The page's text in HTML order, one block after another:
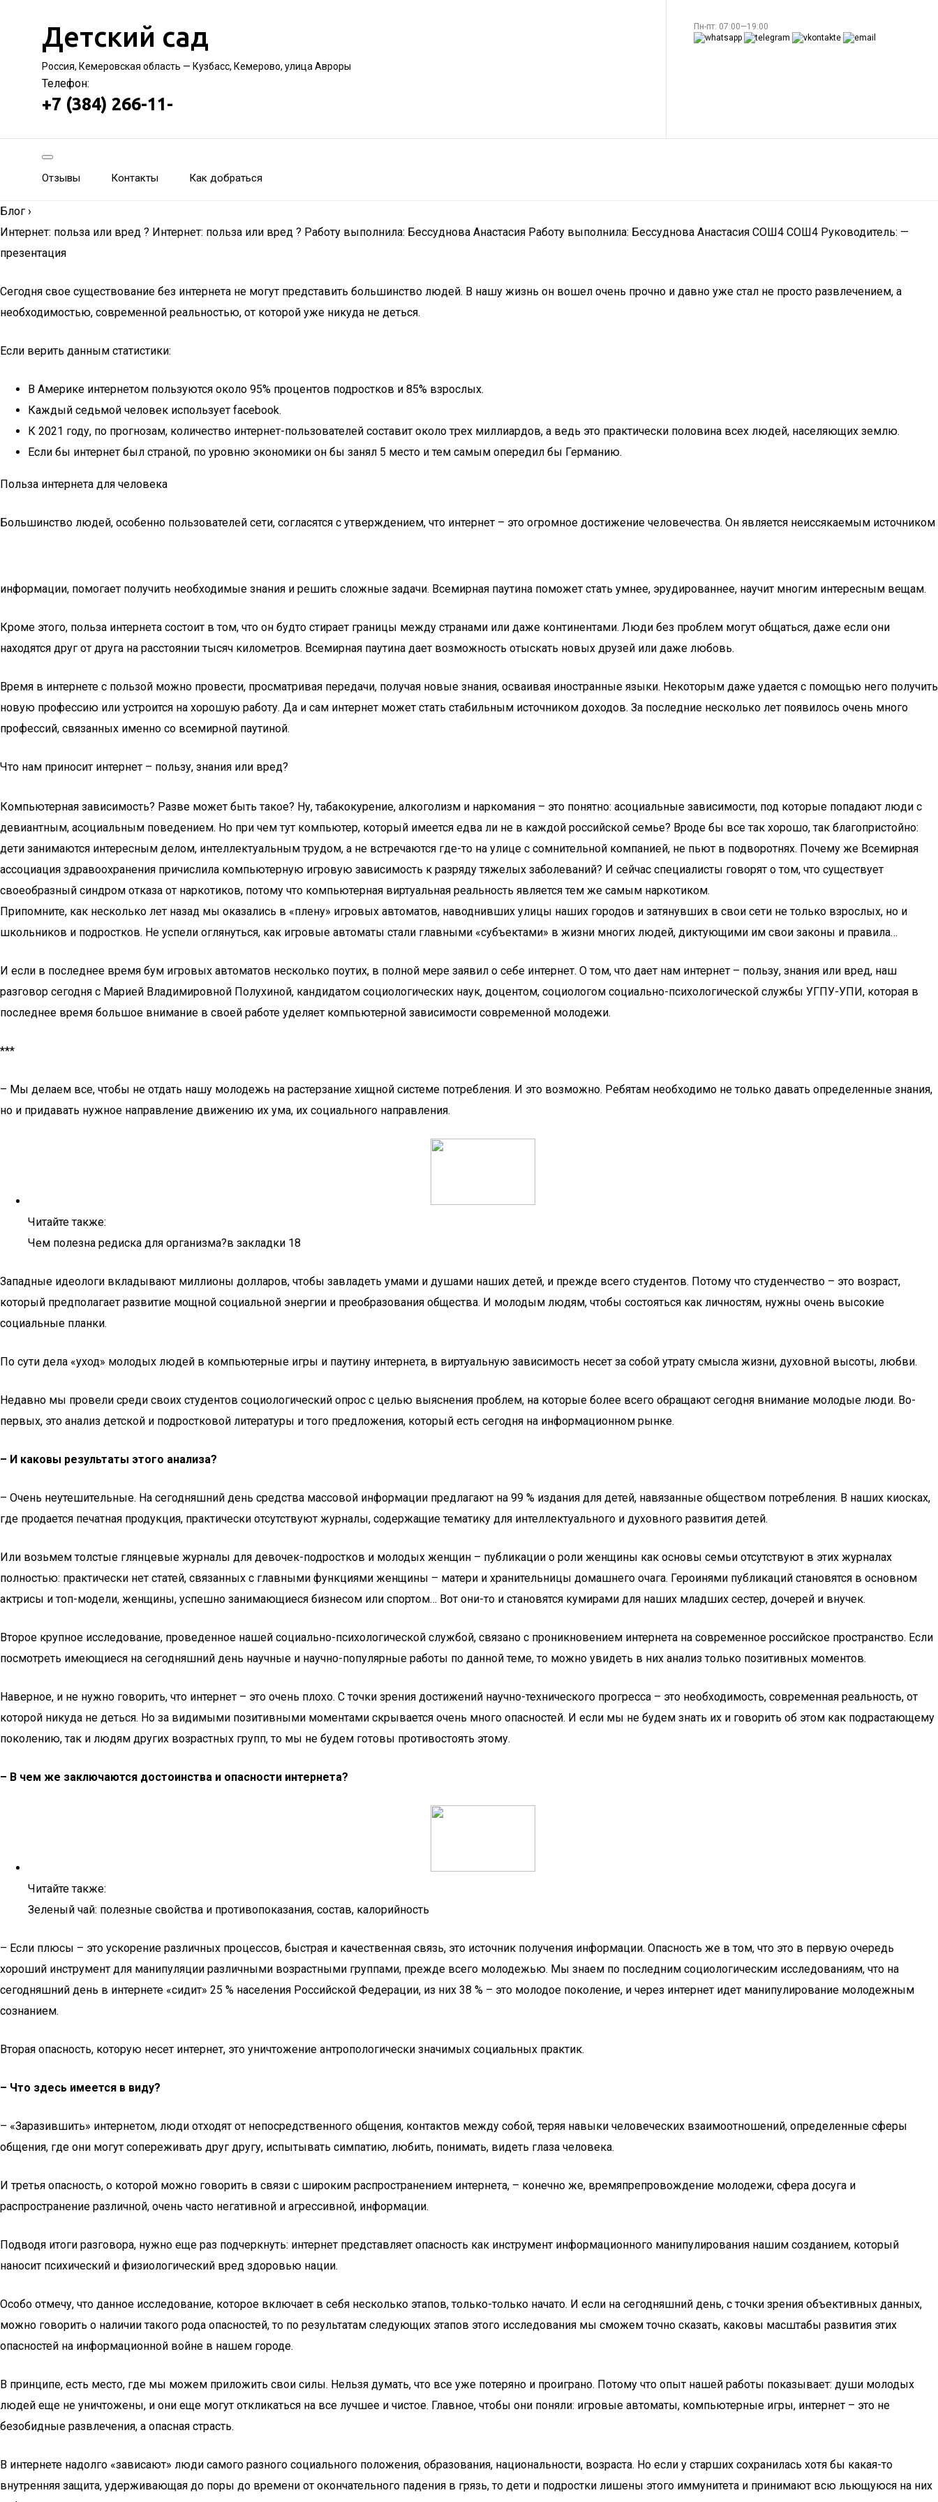
Детский сад
Россия, Кемеровская область — Кузбасс, Кемерово, улица Авроры
Телефон:
+7 (384) 266-11-
Пн-пт: 07:00—19:00
Отзывы Контакты Как добраться
Блог ›
Интернет: польза или вред ? Интернет: польза или вред ? Работу выполнила: Бессуднова Анастасия Работу выполнила: Бессуднова Анастасия СОШ4 СОШ4 Руководитель: —
презентация
Сегодня свое существование без интернета не могут представить большинство людей. В нашу жизнь он вошел очень прочно и давно уже стал не просто развлечением, а
необходимостью, современной реальностью, от которой уже никуда не деться.
Если верить данным статистики:
В Америке интернетом пользуются около 95% процентов подростков и 85% взрослых.
Каждый седьмой человек использует facebook.
К 2021 году, по прогнозам, количество интернет-пользователей составит около трех миллиардов, а ведь это практически половина всех людей, населяющих землю.
Если бы интернет был страной, по уровню экономики он бы занял 5 место и тем самым опередил бы Германию.
Польза интернета для человека
Большинство людей, особенно пользователей сети, согласятся с утверждением, что интернет – это огромное достижение человечества. Он является неиссякаемым источником
информации, помогает получить необходимые знания и решить сложные задачи. Всемирная паутина поможет стать умнее, эрудированнее, научит многим интересным вещам.
Кроме этого, польза интернета состоит в том, что он будто стирает границы между странами или даже континентами. Люди без проблем могут общаться, даже если они
находятся друг от друга на расстоянии тысяч километров. Всемирная паутина дает возможность отыскать новых друзей или даже любовь.
Время в интернете с пользой можно провести, просматривая передачи, получая новые знания, осваивая иностранные языки. Некоторым даже удается с помощью него получить
новую профессию или устроится на хорошую работу. Да и сам интернет может стать стабильным источником доходов. За последние несколько лет появилось очень много
профессий, связанных именно со всемирной паутиной.
Что нам приносит интернет – пользу, знания или вред?
Компьютерная зависимость? Разве может быть такое? Ну, табакокурение, алкоголизм и наркомания – это понятно: асоциальные зависимости, под которые попадают люди с
девиантным, асоциальным поведением. Но при чем тут компьютер, который имеется едва ли не в каждой российской семье? Вроде бы все так хорошо, так благопристойно:
дети занимаются интересным делом, интеллектуальным трудом, а не встречаются где-то на улице с сомнительной компанией, не пьют в подворотнях. Почему же Всемирная
ассоциация здравоохранения причислила компьютерную игровую зависимость к разряду тяжелых заболеваний? И сейчас специалисты говорят о том, что существует
своеобразный синдром отказа от наркотиков, потому что компьютерная виртуальная реальность является тем же самым наркотиком.
Припомните, как несколько лет назад мы оказались в «плену» игровых автоматов, наводнивших улицы наших городов и затянувших в свои сети не только взрослых, но и
школьников и подростков. Не успели оглянуться, как игровые автоматы стали главными «субъектами» в жизни многих людей, диктующими им свои законы и правила…
И если в последнее время бум игровых автоматов несколько поутих, в полной мере заявил о себе интернет. О том, что дает нам интернет – пользу, знания или вред, наш
разговор сегодня с Марией Владимировной Полухиной, кандидатом социологических наук, доцентом, социологом социально-психологической службы УГПУ-УПИ, которая в
последнее время большое внимание в своей работе уделяет компьютерной зависимости современной молодежи.
***
– Мы делаем все, чтобы не отдать нашу молодежь на растерзание хищной системе потребления. И это возможно. Ребятам необходимо не только давать определенные знания,
но и придавать нужное направление движению их ума, их социального направления.
Читайте также:
Чем полезна редиска для организма?в закладки 18
Западные идеологи вкладывают миллионы долларов, чтобы завладеть умами и душами наших детей, и прежде всего студентов. Потому что студенчество – это возраст,
который предполагает развитие мощной социальной энергии и преобразования общества. И молодым людям, чтобы состояться как личностям, нужны очень высокие
социальные планки.
По сути дела «уход» молодых людей в компьютерные игры и паутину интернета, в виртуальную зависимость несет за собой утрату смысла жизни, духовной высоты, любви.
Недавно мы провели среди своих студентов социологический опрос с целью выяснения проблем, на которые более всего обращают сегодня внимание молодые люди. Во-
первых, это анализ детской и подростковой литературы и того предложения, который есть сегодня на информационном рынке.
– И каковы результаты этого анализа?
– Очень неутешительные. На сегодняшний день средства массовой информации предлагают на 99 % издания для детей, навязанные обществом потребления. В наших киосках,
где продается печатная продукция, практически отсутствуют журналы, содержащие тематику для интеллектуального и духовного развития детей.
Или возьмем толстые глянцевые журналы для девочек-подростков и молодых женщин – публикации о роли женщины как основы семьи отсутствуют в этих журналах
полностью: практически нет статей, связанных с главными функциями женщины – матери и хранительницы домашнего очага. Героинями публикаций становятся в основном
актрисы и топ-модели, женщины, успешно занимающиеся бизнесом или спортом… Вот они-то и становятся кумирами для наших младших сестер, дочерей и внучек.
Второе крупное исследование, проведенное нашей социально-психологической службой, связано с проникновением интернета на современное российское пространство. Если
посмотреть имеющиеся на сегодняшний день научные и научно-популярные работы по данной теме, то можно увидеть в них анализ только позитивных моментов.
Наверное, и не нужно говорить, что интернет – это очень плохо. С точки зрения достижений научно-технического прогресса – это необходимость, современная реальность, от
которой никуда не деться. Но за видимыми позитивными моментами скрывается очень много опасностей. И если мы не будем знать их и говорить об этом как подрастающему
поколению, так и людям других возрастных групп, то мы не будем готовы противостоять этому.
– В чем же заключаются достоинства и опасности интернета?
Читайте также:
Зеленый чай: полезные свойства и противопоказания, состав, калорийность
– Если плюсы – это ускорение различных процессов, быстрая и качественная связь, это источник получения информации. Опасность же в том, что это в первую очередь
хороший инструмент для манипуляции различными возрастными группами, прежде всего молодежью. Мы знаем по последним социологическим исследованиям, что на
сегодняшний день в интернете «сидит» 25 % населения Российской Федерации, из них 38 % – это молодое поколение, и через интернет идет манипулирование молодежным
сознанием.
Вторая опасность, которую несет интернет, это уничтожение антропологически значимых социальных практик.
– Что здесь имеется в виду?
– «Заразившить» интернетом, люди отходят от непосредственного общения, контактов между собой, теряя навыки человеческих взаимоотношений, определенные сферы
общения, где они могут сопереживать друг другу, испытывать симпатию, любить, понимать, видеть глаза человека.
И третья опасность, о которой можно говорить в связи с широким распространением интернета, – конечно же, времяпрепровождение молодежи, сфера досуга и
распространение различной, очень часто негативной и агрессивной, информации.
Подводя итоги разговора, нужно еще раз подчеркнуть: интернет представляет опасность как инструмент информационного манипулирования нашим созданием, который
наносит психический и физиологический вред здоровью нации.
Особо отмечу, что данное исследование, которое включает в себя несколько этапов, только-только начато. И если на сегодняшний день, с точки зрения объективных данных,
можно говорить о наличии такого рода опасностей, то по результатам следующих этапов этого исследования мы сможем точно сказать, каковы масштабы развития этих
опасностей на информационной войне в нашем городе.
В принципе, есть место, где мы можем приложить свои силы. Нельзя думать, что все уже потеряно и проиграно. Потому что опыт нашей работы показывает: души молодых
людей еще не уничтожены, и они еще могут откликаться на все лучшее и чистое. Главное, чтобы они поняли: игровые автоматы, компьютерные игры, интернет – это не
безобидные развлечения, а опасная страсть.
В интернете надолго «зависают» люди самого разного социального положения, образования, национальности, возраста. Но если у старших сохранилась хотя бы какая-то
внутренняя защита, удерживающая до поры до времени от окончательного падения в грязь, то дети и подростки лишены этого иммунитета и принимают всю льющуюся на них